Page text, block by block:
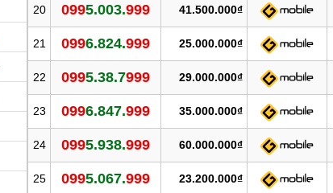
20 0995.003.999 41.500.000₫
21 0996.824.999 25.000.000₫
22 0995.38.7999 29.000.000₫
23 0996.847.999 35.000.000₫
24 0995.938.999 60.000.000₫
25 0995.067.999 23.200.000₫